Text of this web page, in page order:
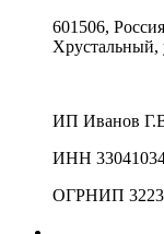
601506,
Хрустальный,
ИП Иванов
ИНН
ОГРНИП